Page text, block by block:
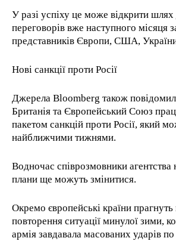
У разі успіху це може відкрити
переговорів вже наступного місяця
представників Європи, США, України
Нові санкції проти Росії
Джерела Bloomberg також
Британія та Європейський Союз
пакетом санкцій проти Росії, який
найближчими тижнями.
Водночас співрозмовники агентства
плани ще можуть змінитися.
Окремо європейські країни
повторення ситуації минулої зими,
армія завдавала масованих ударів по